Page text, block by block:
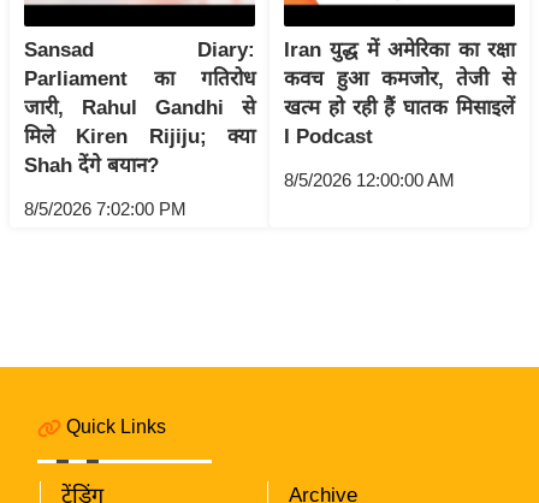
c
k
L
n
k
भा
ना
व
Sansad Diary:
Parliament का गतिरोध
जारी, Rahul Gandhi से
मिले Kiren Rijiju; क्या
Shah देंगे बयान?
8/5/2026 7:02:00 PM
Iran युद्ध में अमेरिका का रक्षा
कवच हुआ कमजोर, तेजी से
खत्म हो रही हैं घातक मिसाइलें
I Podcast
8/5/2026 12:00:00 AM
Quick Links
ट्रेंडिंग Archive